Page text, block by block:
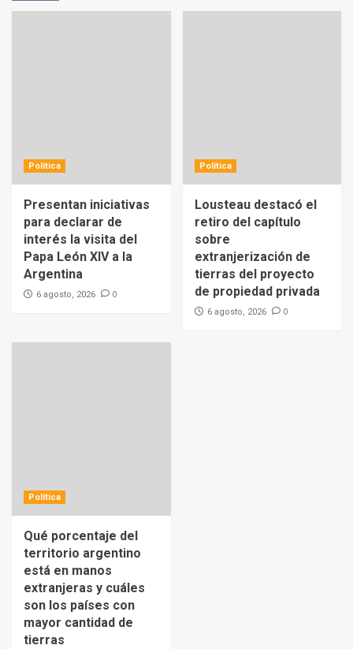
Política
Presentan iniciativas
para declarar de
interés la visita del
Papa León XIV a la
Argentina
6 agosto, 2026 0
Política
Lousteau destacó el
retiro del capítulo
sobre
extranjerización de
tierras del proyecto
de propiedad privada
6 agosto, 2026 0
Política
Qué porcentaje del
territorio argentino
está en manos
extranjeras y cuáles
son los países con
mayor cantidad de
tierras